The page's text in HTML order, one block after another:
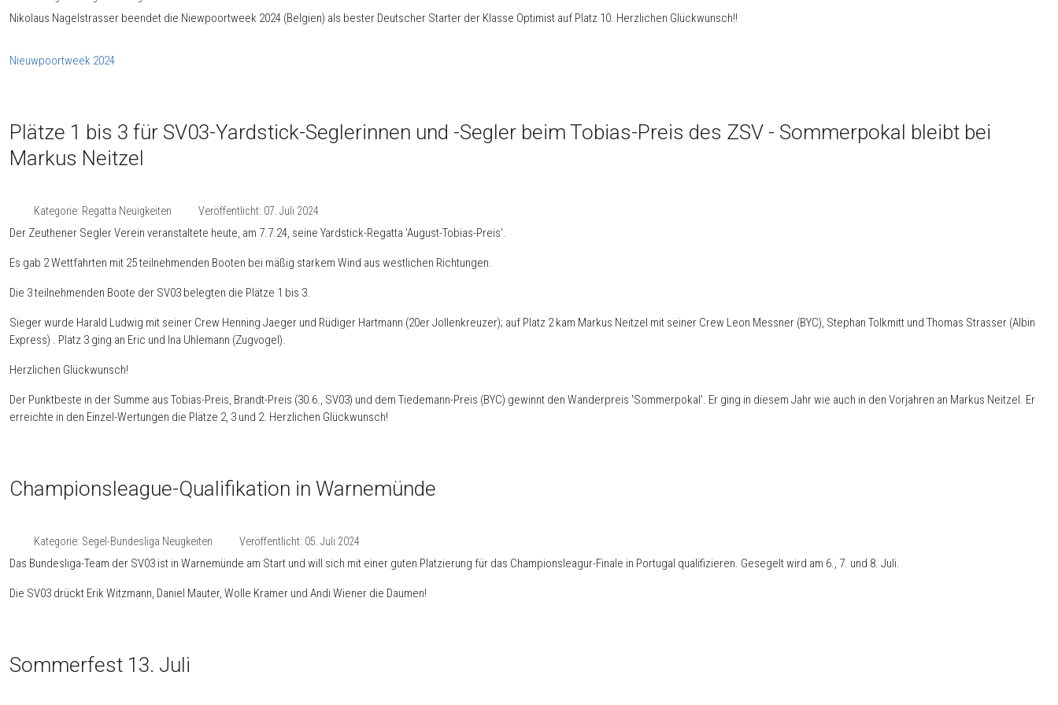
Nikolaus Nagelstrasser beendet die Niewpoortweek 2024 (Belgien) als bester Deutscher Starter der Klasse Optimist auf Platz 10. Herzlichen Glückwunsch!!
Nieuwpoortweek 2024
Plätze 1 bis 3 für SV03-Yardstick-Seglerinnen und -Segler beim Tobias-Preis des ZSV - Sommerpokal bleibt bei
Markus Neitzel
Kategorie: Regatta Neuigkeiten Veröffentlicht: 07. Juli 2024
Der Zeuthener Segler Verein veranstaltete heute, am 7.7.24, seine Yardstick-Regatta 'August-Tobias-Preis'.
Es gab 2 Wettfahrten mit 25 teilnehmenden Booten bei mäßig starkem Wind aus westlichen Richtungen.
Die 3 teilnehmenden Boote der SV03 belegten die Plätze 1 bis 3.
Sieger wurde Harald Ludwig mit seiner Crew Henning Jaeger und Rüdiger Hartmann (20er Jollenkreuzer); auf Platz 2 kam Markus Neitzel mit seiner Crew Leon Messner (BYC), Stephan Tolkmitt und Thomas Strasser (Albin
Express) . Platz 3 ging an Eric und Ina Uhlemann (Zugvogel).
Herzlichen Glückwunsch!
Der Punktbeste in der Summe aus Tobias-Preis, Brandt-Preis (30.6., SV03) und dem Tiedemann-Preis (BYC) gewinnt den Wanderpreis 'Sommerpokal'. Er ging in diesem Jahr wie auch in den Vorjahren an Markus Neitzel. Er
erreichte in den Einzel-Wertungen die Plätze 2, 3 und 2. Herzlichen Glückwunsch!
Championsleague-Qualifikation in Warnemünde
Kategorie: Segel-Bundesliga Neugkeiten Veröffentlicht: 05. Juli 2024
Das Bundesliga-Team der SV03 ist in Warnemünde am Start und will sich mit einer guten Platzierung für das Championsleagur-Finale in Portugal qualifizieren. Gesegelt wird am 6., 7. und 8. Juli.
Die SV03 drückt Erik Witzmann, Daniel Mauter, Wolle Kramer und Andi Wiener die Daumen!
Sommerfest 13. Juli